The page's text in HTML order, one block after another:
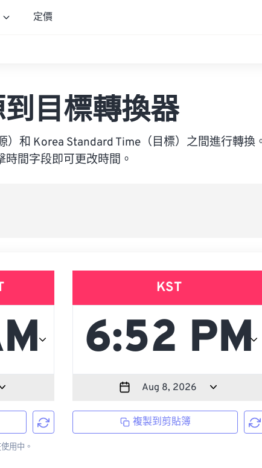
定價
目標轉換器
）和 Korea Standard Time（目標）之間進行轉換
時間字段即可更改時間。
用中。
KST
複製到剪貼簿